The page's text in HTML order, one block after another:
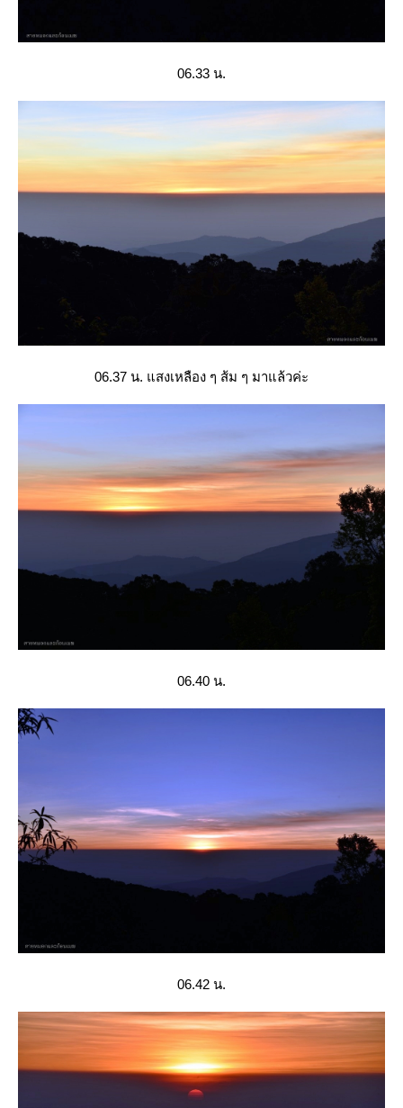
06.33 น.
06.37 น. แสงเหลือง ๆ ส้ม ๆ มาแล้วค่ะ
06.40 น.
06.42 น.